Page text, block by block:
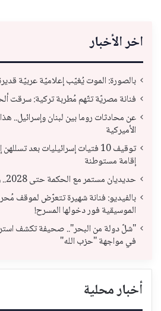
اخر الأخبار
بالصورة: الموت يُغيّب إعلاميّة عربيّة
فنانة مصريّة تتّهم مُطربة تركية: سرقت
عن محادثات روما بين لبنان وإسرائيل..
الأميركية
توقيف 10 فتيات إسرائيليات بعد
إقامة مستوطنة
حديديان مستمر مع الحكمة حتى 2028.. وباب اليابان يبقى مفتوحاً
بالفيديو: فنانة شهيرة تتعرّض لموقف
الموسيقية فور دخولها المسرح!
"شلّ دولة من البحر".. صحيفة تكشف
في مواجهة "حزب الله"
أخبار محلية